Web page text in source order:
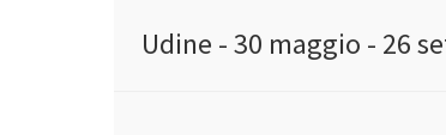
Udine - 30 maggio - 26